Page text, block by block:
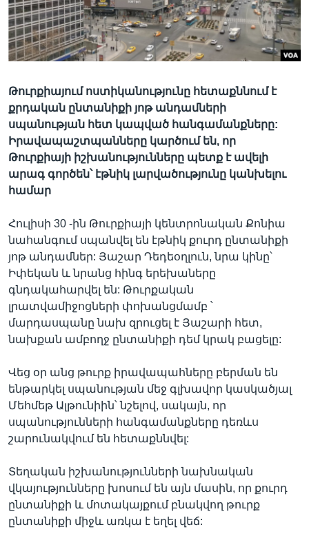
Լեզուներ
Թուրքիայում ոստիկանությունը հետաքննում է
քրդական ընտանիքի յոթ անդամների
սպանության հետ կապված հանգամանքները:
Իրավապաշտպանները կարծում են, որ
Թուրքիայի իշխանությունները պետք է ավելի
արագ գործեն՝ էթնիկ լարվածությունը կանխելու
համար
Հուլիսի 30 -ին Թուրքիայի կենտրոնական Քոնիա
նահանգում սպանվել են էթնիկ քուրդ ընտանիքի
յոթ անդամներ: Յաշար Դեդեօղլուն, նրա կինը՝
Իփեկան և նրանց հինգ երեխաները
գնդակահարվել են: Թուրքական
լրատվամիջոցների փոխանցմամբ ՝
մարդասպանը նախ զրուցել է Յաշարի հետ,
նախքան ամբողջ ընտանիքի դեմ կրակ բացելը:
Վեց օր անց թուրք իրավապահները բերման են
ենթարկել սպանության մեջ գլխավոր կասկածյալ
Մեհմեթ Ալթունիին՝ նշելով, սակայն, որ
սպանությունների հանգամանքները դեռևս
շարունակվում են հետաքննվել:
Տեղական իշխանությունների նախնական
վկայությունները խոսում են այն մասին, որ քուրդ
ընտանիքի և մոտակայքում բնակվող թուրք
ընտանիքի միջև առկա է եղել վեճ: